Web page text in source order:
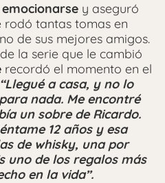
emocionarse y aseguró
rodó tantas tomas en
de sus mejores amigos.
la serie que le cambió
recordó el momento en el
“Llegué a casa, y no lo
nada. Me encontré
un sobre de Ricardo.
12 años y esa
de whisky, una por
uno de los regalos más
en la vida”.